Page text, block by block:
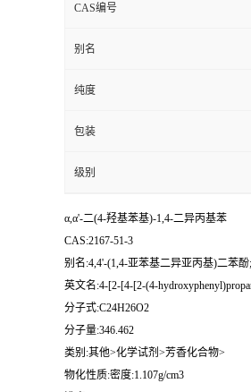
CAS编号
别名
纯度
包装
级别
α,α'-二(4-羟基苯基)-1,4-二异丙基苯
CAS:2167-51-3
别名:4,4'-(1,4-亚苯基二异亚丙基)二苯
英文名:4-[2-[4-[2-(4-
分子式:C24H26O2
分子量:346.462
类别:其他>化学试剂>芳香化合物>
物化性质:密度:1.107g/cm3